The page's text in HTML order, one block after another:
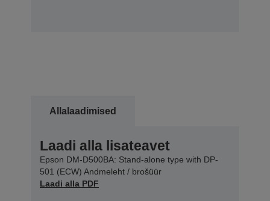
Allalaadimised
Laadi alla lisateavet
Epson DM-D500BA: Stand-alone type with DP-
501 (ECW) Andmeleht / brošüür
Laadi alla PDF